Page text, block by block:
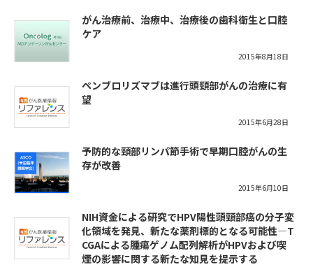
がん治療前、治療中、治療後の歯科衛生と口腔
ケア
2015年8月18日
ペンブロリズマブは進行頭頸部がんの治療に有
望
2015年6月28日
予防的な頸部リンパ節手術で早期口腔がんの生
存が改善
2015年6月10日
NIH資金による研究でHPV陽性頭頸部癌の分子変
化領域を発見、新たな薬剤標的となる可能性—T
CGAによる腫瘍ゲノム配列解析がHPVおよび喫
煙の影響に関する新たな知見を提示する